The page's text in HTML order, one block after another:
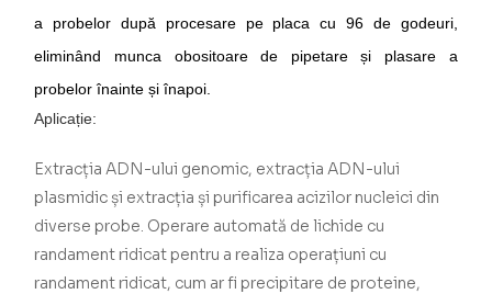
a probelor după procesare pe placa cu 96 de godeuri,
eliminând munca obositoare de pipetare și plasare a
probelor înainte și înapoi.
Aplicație:
Extracția ADN-ului genomic, extracția ADN-ului
plasmidic și extracția și purificarea acizilor nucleici din
diverse probe. Operare automată de lichide cu
randament ridicat pentru a realiza operațiuni cu
randament ridicat, cum ar fi precipitare de proteine,